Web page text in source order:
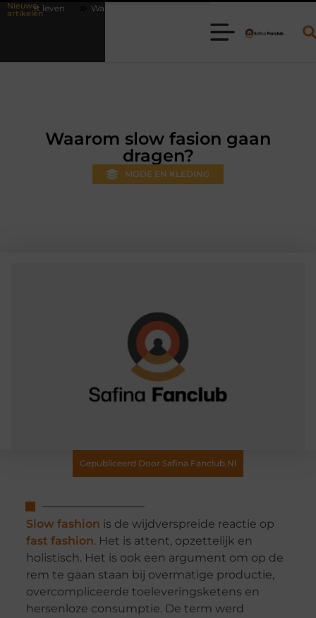
Nieuwe
artikelen
Waarom online vlees bestellen steeds gewoner wordt
Waarom slow fasion gaan
dragen?
MODE EN KLEDING
Gepubliceerd Door Safina Fanclub.nl
Slow fashion is de wijdverspreide reactie op
fast fashion. Het is attent, opzettelijk en
holistisch. Het is ook een argument om op de
rem te gaan staan bij overmatige productie,
overcompliceerde toeleveringsketens en
hersenloze consumptie. De term werd